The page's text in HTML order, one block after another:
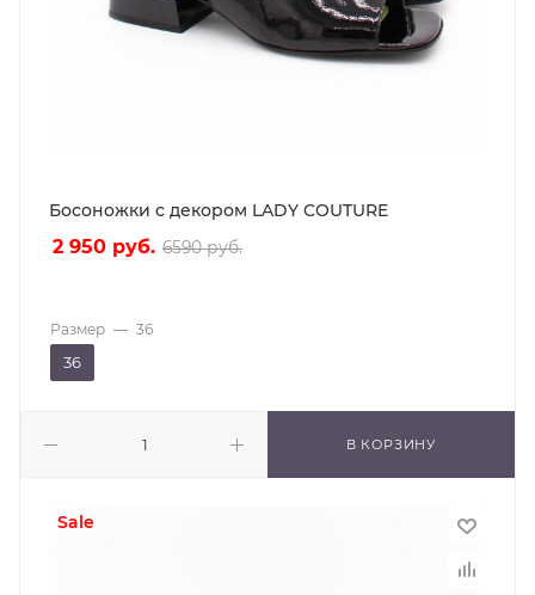
Босоножки с декором LADY COUTURE
2 950 руб. 6590руб.
В КОРЗИНУ
Размер — 36
36
sale